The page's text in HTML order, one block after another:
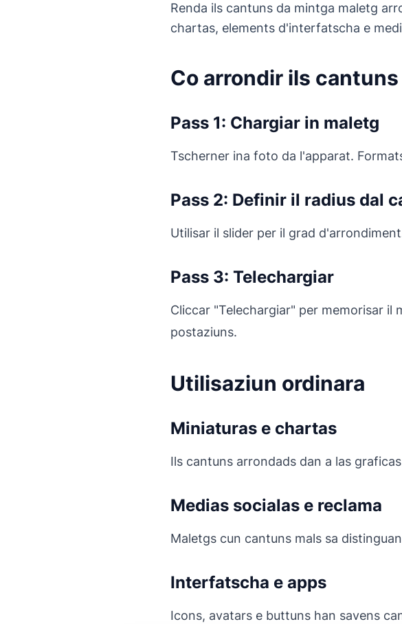
Renda ils cantuns da mintga maletg
chartas, elements d'interfatscha e
Co arrondir ils
Pass 1: Chargiar in maletg
Tscherner ina foto da l'apparat.
Pass 2: Definir il radius dal
Utilisar il slider per il grad
Pass 3: Telechargiar
Cliccar "Telechargiar" per memorisar il
postaziuns.
Utilisaziun ordinara
Miniaturas e chartas
Ils cantuns arrondads dan a las
Medias socialas e reclama
Maletgs cun cantuns mals sa
Interfatscha e apps
Icons, avatars e buttuns han savens